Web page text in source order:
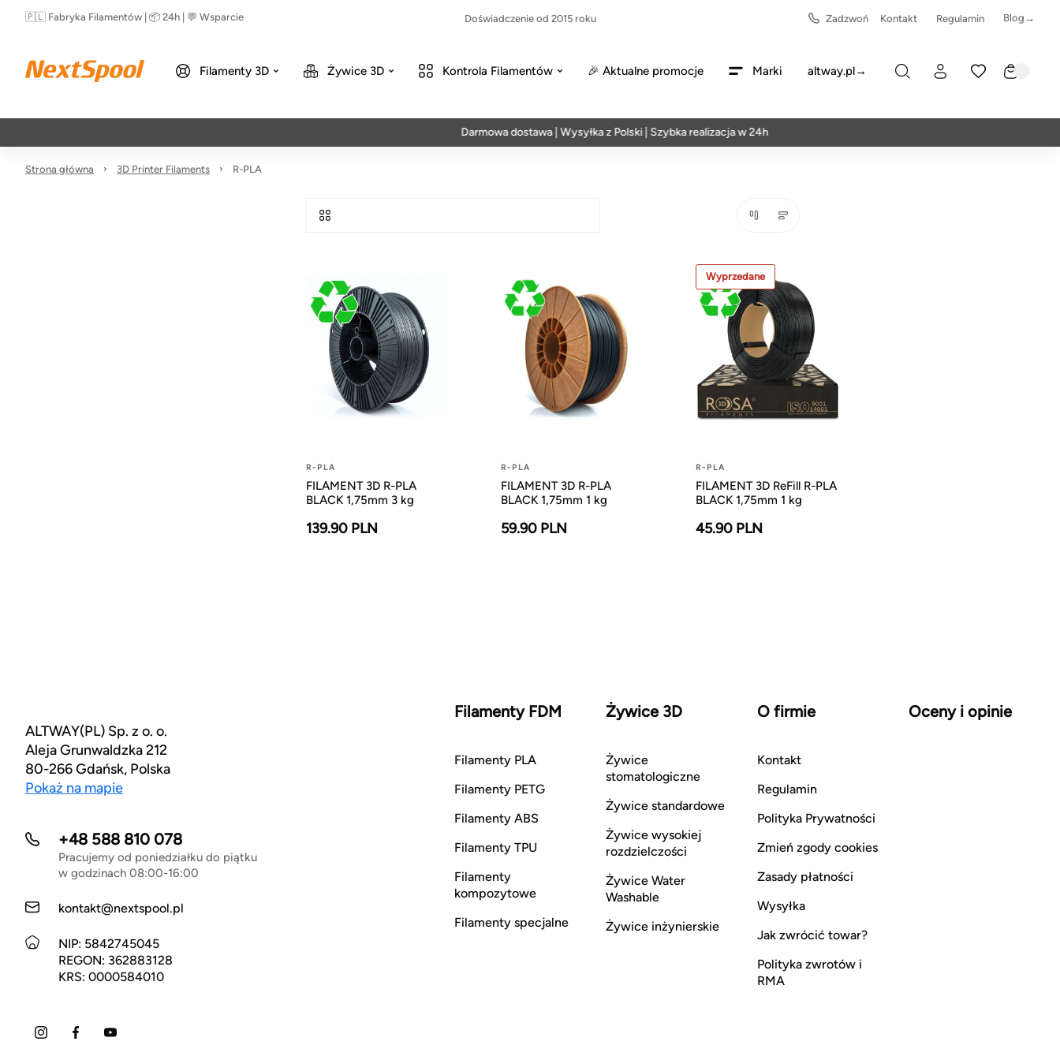
🇵🇱 Fabryka Filamentów | 📦 24h | 💬 Wsparcie Doświadczenie od 2015 roku Zadzwoń Kontakt Regulamin Blog→
Filamenty 3D Żywice 3D Kontrola Filamentów 🎉 Aktualne promocje Marki altway.pl→
Darmowa dostawa | Wysyłka z Polski | Szybka realizacja w 24h
Strona główna 3D Printer Filaments R-PLA
R-PLA
FILAMENT 3D R-PLA
BLACK 1,75mm 3 kg
139.90 PLN
R-PLA
FILAMENT 3D R-PLA
BLACK 1,75mm 1 kg
59.90 PLN
Wyprzedane
R-PLA
FILAMENT 3D ReFill R-PLA
BLACK 1,75mm 1 kg
45.90 PLN
ALTWAY(PL) Sp. z o. o.
Aleja Grunwaldzka 212
80-266 Gdańsk, Polska
Pokaż na mapie
+48 588 810 078
Pracujemy od poniedziałku do piątku
w godzinach 08:00-16:00
kontakt@nextspool.pl
NIP: 5842745045
REGON: 362883128
KRS: 0000584010
Filamenty FDM
Filamenty PLA
Filamenty PETG
Filamenty ABS
Filamenty TPU
Filamenty
kompozytowe
Filamenty specjalne
Żywice 3D
Żywice
stomatologiczne
Żywice standardowe
Żywice wysokiej
rozdzielczości
Żywice Water
Washable
Żywice inżynierskie
O firmie
Kontakt
Regulamin
Polityka Prywatności
Zmień zgody cookies
Zasady płatności
Wysyłka
Jak zwrócić towar?
Polityka zwrotów i
RMA
Oceny i opinie